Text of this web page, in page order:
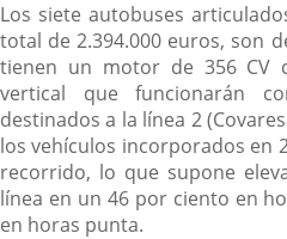
Los siete autobuses
total de 2.394.000 euros, son
tienen un motor de 356 CV
vertical que funcionarán
destinados a la línea 2
los vehículos incorporados en
recorrido, lo que supone
línea en un 46 por ciento en
en horas punta.